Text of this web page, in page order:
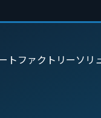
トファクトリーソリ